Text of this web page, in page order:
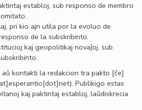
establoj, sub responso de membro
pri kio ajn utila por la evoluo de
de la subskribinto.
kaj geopolitikaj novaĵoj, sub
aŭ kontakti la redakcion tra pakto [ĉe]
. Publikigo estas
kaj paktintaj establoj, laŭdiskrecia